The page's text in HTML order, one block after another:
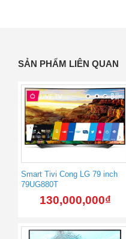
SẢN PHẨM LIÊN QUAN
Smart Tivi Cong LG 79 inch
79UG880T
130,000,000₫